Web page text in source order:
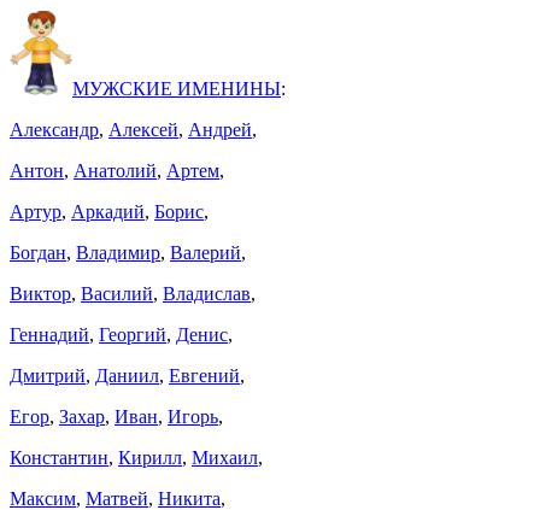
МУЖСКИЕ ИМЕНИНЫ:
Александр, Алексей, Андрей,
Антон, Анатолий, Артем,
Артур, Аркадий, Борис,
Богдан, Владимир, Валерий,
Виктор, Василий, Владислав,
Геннадий, Георгий, Денис,
Дмитрий, Даниил, Евгений,
Егор, Захар, Иван, Игорь,
Константин, Кирилл, Михаил,
Максим, Матвей, Никита,